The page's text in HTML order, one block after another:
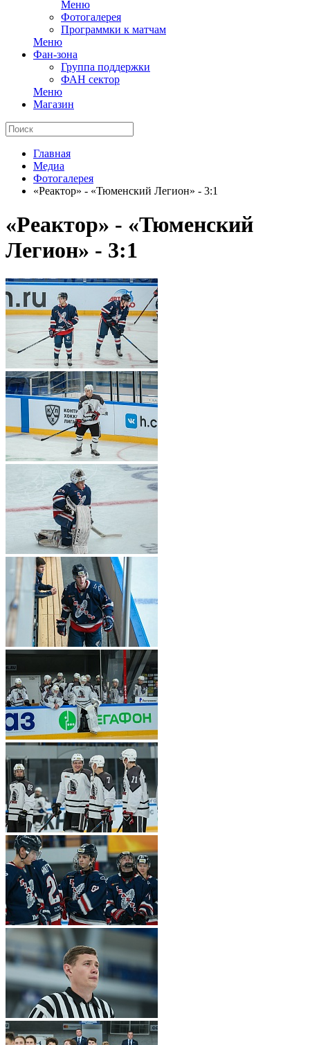
Меню
Фотогалерея
Программки к матчам
Меню
Фан-зона
Группа поддержки
ФАН сектор
Меню
Магазин
Главная
Медиа
Фотогалерея
«Реактор» - «Тюменский Легион» - 3:1
«Реактор» - «Тюменский
Легион» - 3:1